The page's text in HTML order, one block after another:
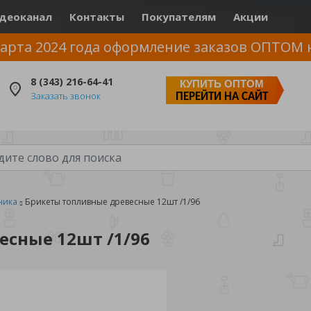
Контакты Покупателям Акции
2024 года оформление заказов ОПТОМ
8 (343) 216-64-41
Заказать звонок
КУПИТЬ ОПТОМ
ПЕРЕЙТИ НА САЙТ
Брикеты топливные древесные 12шт /1/96
12шт /1/96